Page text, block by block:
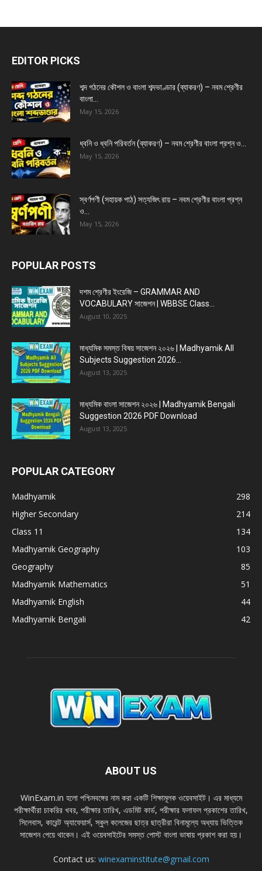
EDITOR PICKS
শব্দ গঠনের কৌশল ও বাংলা শব্দভাণ্ডার (ব্যাকরণ) – নবম শ্রেণীর
বাংলা...
May 15, 2026
ধ্বনি ও ধ্বনি পরিবর্তন (ব্যাকরণ) – নবম শ্রেণীর বাংলা প্রশ্ন ও...
May 15, 2026
স্বর্ণপণী (সহায়ক পাঠ) সত্যজিৎ রায় – নবম শ্রেণীর বাংলা প্রশ্ন
ও...
May 15, 2026
POPULAR POSTS
দশম শ্রেণীর ইংরেজি – GRAMMAR AND
VOCABULARY সাজেশন | WBBSE Class...
August 10, 2025
মাধ্যমিক সমস্ত বিষয় সাজেশন ২০২৬ | Madhyamik All
Subjects Suggestion 2026...
August 13, 2025
মাধ্যমিক বাংলা সাজেশন ২০২৬ | Madhyamik Bengali
Suggestion 2026 PDF Download
August 13, 2025
POPULAR CATEGORY
Madhyamik
298
Higher Secondary
214
Class 11
134
Madhyamik Geography
103
Geography
85
Madhyamik Mathematics
51
Madhyamik English
44
Madhyamik Bengali
42
ABOUT US
WinExam.in হলাে পশ্চিমবঙ্গের নাম করা একটি শিক্ষামূলক ওয়েবসাইট। এর মাধ্যমে
পরীক্ষার্থীরা চাকরির খবর, পরীক্ষার তারিখ, এডমিট কার্ড, পরীক্ষার ফলাফল প্রকাশের তারিখ,
সিলেবাস, কারেন্ট অ্যাফেয়ার্স, স্কুল কলেজের ছাত্র ছাত্রীরা বিনামূল্যে অধ্যায় ভিত্তিক
সাজেশন পেয়ে থাকেন। এই ওয়েবসাইটের সমস্ত পােস্ট বাংলা ভাষায় প্রকাশ করা হয়।
Contact us: winexaminstitute@gmail.com